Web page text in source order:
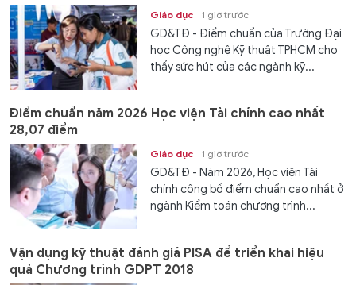
Giáo dục 1 giờ trước
GD&TĐ - Điểm chuẩn của Trường Đại
học Công nghệ Kỹ thuật TPHCM cho
thấy sức hút của các ngành kỹ...
Điểm chuẩn năm 2026 Học viện Tài chính cao nhất
28,07 điểm
Giáo dục 1 giờ trước
GD&TĐ - Năm 2026, Học viện Tài
chính công bố điểm chuẩn cao nhất ở
ngành Kiểm toán chương trình...
Vận dụng kỹ thuật đánh giá PISA để triển khai hiệu
quả Chương trình GDPT 2018